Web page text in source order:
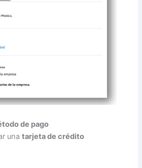
de pago
unatarjeta de crédito